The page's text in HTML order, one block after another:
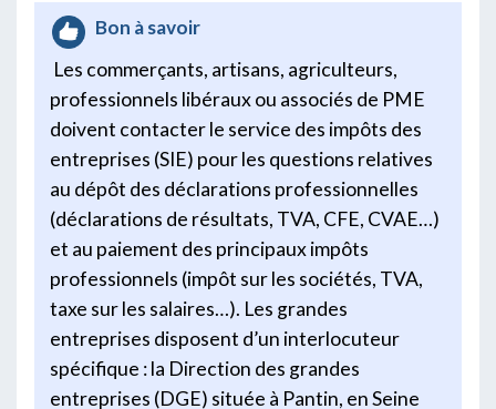
Bon à savoir
Les commerçants, artisans, agriculteurs,
professionnels libéraux ou associés de PME
doivent contacter le service des impôts des
entreprises (SIE) pour les questions relatives
au dépôt des déclarations professionnelles
(déclarations de résultats, TVA, CFE, CVAE…)
et au paiement des principaux impôts
professionnels (impôt sur les sociétés, TVA,
taxe sur les salaires…). Les grandes
entreprises disposent d’un interlocuteur
spécifique : la Direction des grandes
entreprises (DGE) située à Pantin, en Seine